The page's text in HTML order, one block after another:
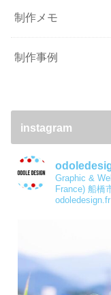
制作メモ
制作事例
instagram
Graphic &
France) 船橋
odoledesign.fr